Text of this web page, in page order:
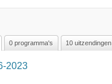
0 programma's 10 uitzendingen
2023